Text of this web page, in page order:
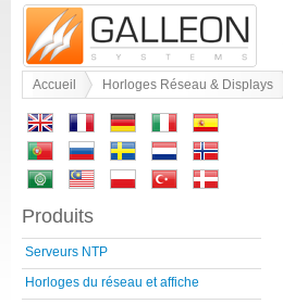
Accueil Horloges Réseau & Displays
Produits
Serveurs NTP
Horloges du réseau et affiche